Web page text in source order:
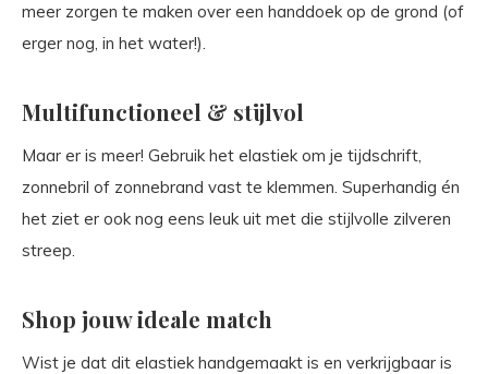
meer zorgen te maken over een handdoek op de grond (of
erger nog, in het water!).
Multifunctioneel & stijlvol
Maar er is meer! Gebruik het elastiek om je tijdschrift,
zonnebril of zonnebrand vast te klemmen. Superhandig én
het ziet er ook nog eens leuk uit met die stijlvolle zilveren
streep.
Shop jouw ideale match
Wist je dat dit elastiek handgemaakt is en verkrijgbaar is